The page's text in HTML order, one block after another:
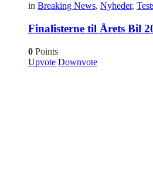
in Breaking News, Nyheder,
Finalisterne til Årets Bil
0 Points
Upvote Downvote